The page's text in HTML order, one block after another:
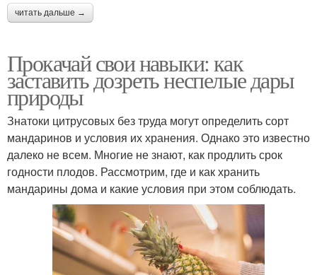
читать дальше →
Прокачай свои навыки: как
заставить дозреть неспелые дары
природы
Знатоки цитрусовых без труда могут определить сорт
мандаринов и условия их хранения. Однако это известно
далеко не всем. Многие не знают, как продлить срок
годности плодов. Рассмотрим, где и как хранить
мандарины дома и какие условия при этом соблюдать.